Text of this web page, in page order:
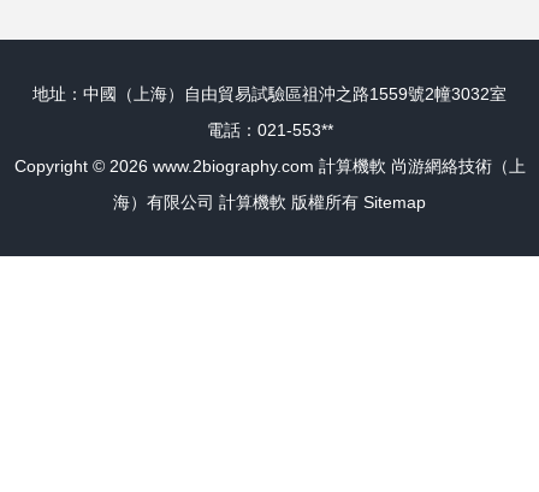
地址：中國（上海）自由貿易試驗區祖沖之路1559號2幢3032室
電話：021-553**
Copyright © 2026 www.2biography.com 計算機軟 尚游網絡技術（上
海）有限公司 計算機軟 版權所有 Sitemap